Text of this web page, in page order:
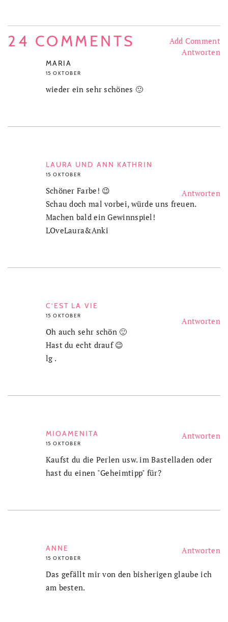
24 COMMENTS Add Comment
MARIA
15 OKTOBER
wieder ein sehr schönes 🙂
LAURA UND ANN KATHRIN
15 OKTOBER
Antworten
Schöner Farbe! 😉
Schau doch mal vorbei, würde uns freuen.
Machen bald ein Gewinnspiel!
LOveLaura&Anki
C’EST LA VIE
15 OKTOBER
Antworten
Oh auch sehr schön 🙂
Hast du echt drauf 😉
lg .
MIOAMENITA
15 OKTOBER
Antworten
Kaufst du die Perlen usw. im Bastelladen oder
hast du einen "Geheimtipp" für?
ANNE
15 OKTOBER
Antworten
Das gefällt mir von den bisherigen glaube ich
am besten.
Antworten